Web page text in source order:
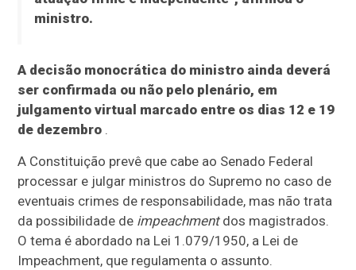
ministro.
A decisão monocrática do ministro ainda deverá
ser confirmada ou não pelo plenário, em
julgamento virtual marcado entre os dias 12 e 19
de dezembro .
A Constituição prevê que cabe ao Senado Federal
processar e julgar ministros do Supremo no caso de
eventuais crimes de responsabilidade, mas não trata
da possibilidade de impeachmentdos magistrados.
O tema é abordado na Lei 1.079/1950, a Lei de
Impeachment, que regulamenta o assunto.